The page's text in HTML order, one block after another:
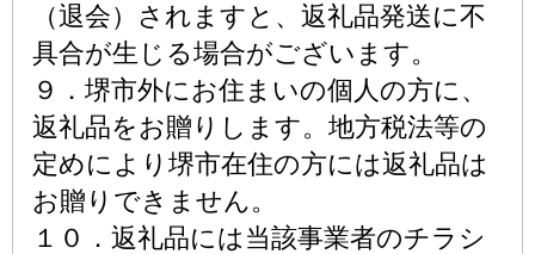
（退会）されますと、返礼品発送に不
具合が生じる場合がございます。
９．堺市外にお住まいの個人の方に、
返礼品をお贈りします。地方税法等の
定めにより堺市在住の方には返礼品は
お贈りできません。
１０．返礼品には当該事業者のチラシ